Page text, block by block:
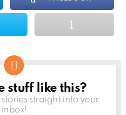
stuff like this?
straight into your
inbox!